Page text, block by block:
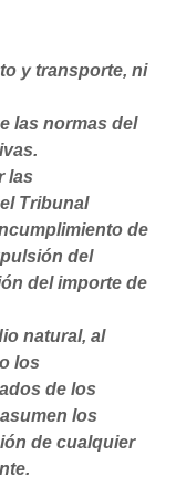
y transporte, ni
las normas del
las
Tribunal
de
del
del importe de
natural, al
los
de los
los
de cualquier